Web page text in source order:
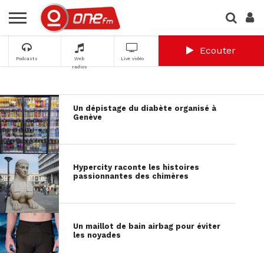
Podcasts
Web
radios
Live vidéo
Ecouter
Un dépistage du diabète organisé à
Genève
Hypercity raconte les histoires
passionnantes des chimères
Un maillot de bain airbag pour éviter
les noyades